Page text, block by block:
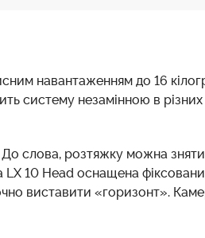
навантаженням до 16
систему незамінною в
слова, розтяжку можна
LX 10 Head оснащена
виставити «горизонт».